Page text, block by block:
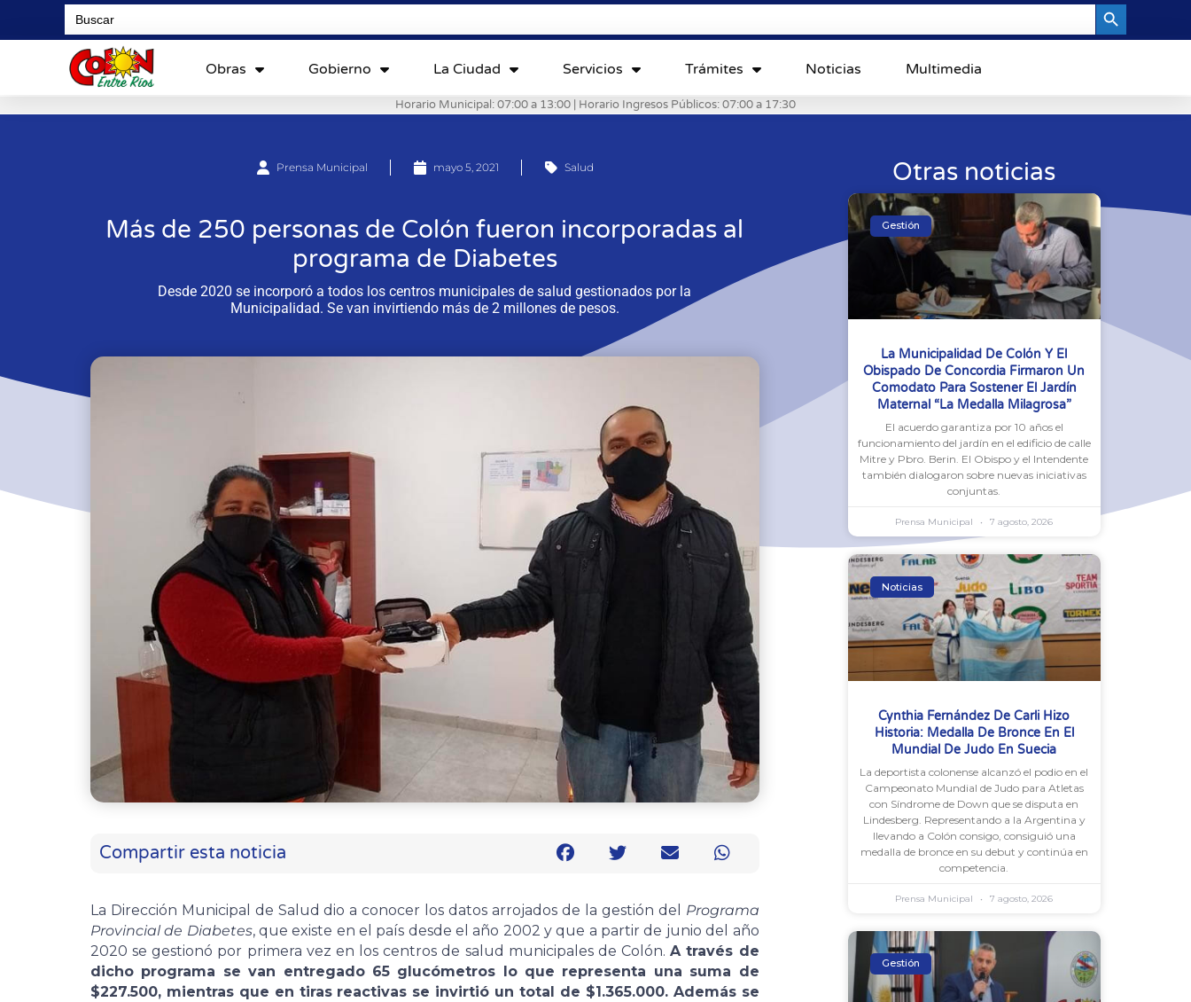
Search
for:
Obras Gobierno La Ciudad Servicios Trámites Noticias Multimedia
Horario Municipal: 07:00 a 13:00 | Horario Ingresos Públicos: 07:00 a 17:30
Prensa Municipal mayo 5, 2021 Salud
Más de 250 personas de Colón fueron incorporadas al
programa de Diabetes
Desde 2020 se incorporó a todos los centros municipales de salud gestionados por la
Municipalidad. Se van invirtiendo más de 2 millones de pesos.
Compartir esta noticia
La Dirección Municipal de Salud dio a conocer los datos arrojados de la gestión del Programa
Provincial de Diabetes, que existe en el país desde el año 2002 y que a partir de junio del año
2020 se gestionó por primera vez en los centros de salud municipales de Colón.A través de
dicho programa se van entregado 65 glucómetros lo que representa una suma de
$227.500, mientras que en tiras reactivas se invirtió un total de $1.365.000. Además se
Otras noticias
Gestión
La Municipalidad De Colón Y El
Obispado De Concordia Firmaron Un
Comodato Para Sostener El Jardín
Maternal “La Medalla Milagrosa”
El acuerdo garantiza por 10 años el
funcionamiento del jardín en el edificio de calle
Mitre y Pbro. Berin. El Obispo y el Intendente
también dialogaron sobre nuevas iniciativas
conjuntas.
Prensa Municipal 7 agosto, 2026
Noticias
Cynthia Fernández De Carli Hizo
Historia: Medalla De Bronce En El
Mundial De Judo En Suecia
La deportista colonense alcanzó el podio en el
Campeonato Mundial de Judo para Atletas
con Síndrome de Down que se disputa en
Lindesberg. Representando a la Argentina y
llevando a Colón consigo, consiguió una
medalla de bronce en su debut y continúa en
competencia.
Prensa Municipal 7 agosto, 2026
Gestión